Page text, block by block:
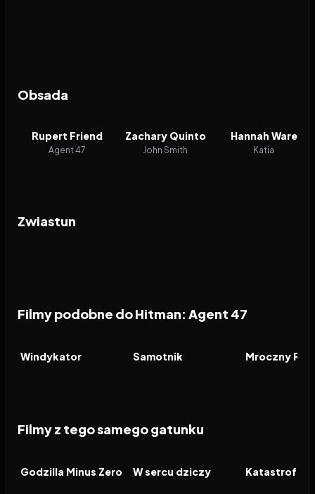
Obsada
Rupert Friend
Agent 47
Zachary Quinto
John Smith
Hannah Ware
Katia
Zwiastun
Filmy podobne do Hitman: Agent 47
FILM
Windykator FILM
Samotnik FILM
Mroczny
Filmy z tego samego gatunku
FILM
Godzilla Minus Zero FILM
W sercu dziczy FILM
Katastrofa